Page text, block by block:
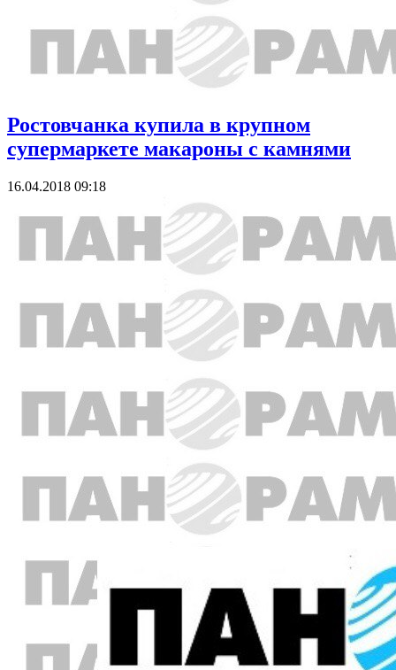
Ростовчанка купила в крупном
супермаркете макароны с камнями
16.04.2018 09:18